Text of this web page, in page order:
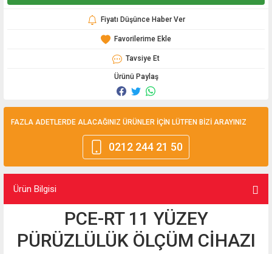
Fiyatı Düşünce Haber Ver
Tavsiye Et
Ürünü Paylaş
FAZLA ADETLERDE ALACAĞINIZ ÜRÜNLER İÇİN LÜTFEN BİZİ ARAYINIZ
0212 244 21 50
Ürün Bilgisi
PCE-RT 11 YÜZEY
PÜRÜZLÜLÜK ÖLÇÜM CİHAZI